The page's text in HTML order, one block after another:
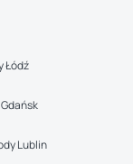
Łódź
Lublin